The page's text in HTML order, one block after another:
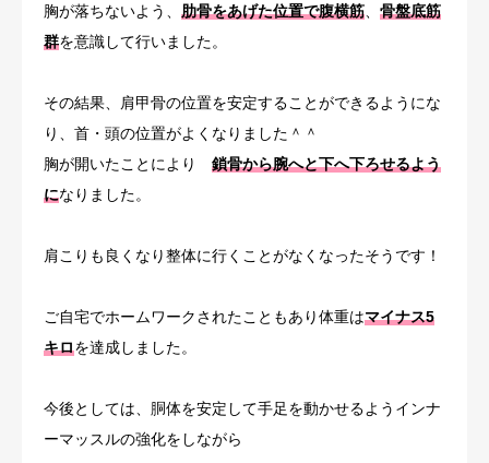
胸が落ちないよう、 肋骨をあげた位置で腹横筋
骨盤底筋
群を意識して行いました。
その結果、肩甲骨の位置を安定することができるようにな
り、首・頭の位置がよくなりました＾＾
胸が開いたことにより 鎖骨から腕へと下へ下ろせるよう
になりました。
肩こりも良くなり整体に行くことがなくなったそうです！
ご自宅でホームワークされたこともあり体重はマイナス5
キロを達成しました。
今後としては、胴体を安定して手足を動かせるようインナ
ーマッスルの強化をしながら